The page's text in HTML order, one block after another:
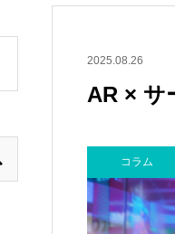
2025.08.26
AR × サ
コラム